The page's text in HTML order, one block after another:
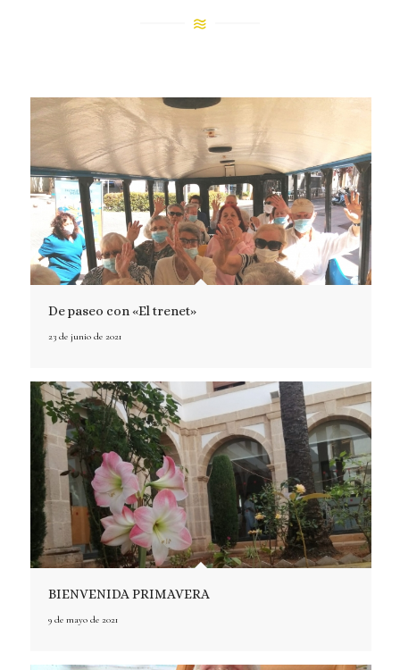
De paseo con «El trenet»
23 de junio de 2021
BIENVENIDA PRIMAVERA
9 de mayo de 2021